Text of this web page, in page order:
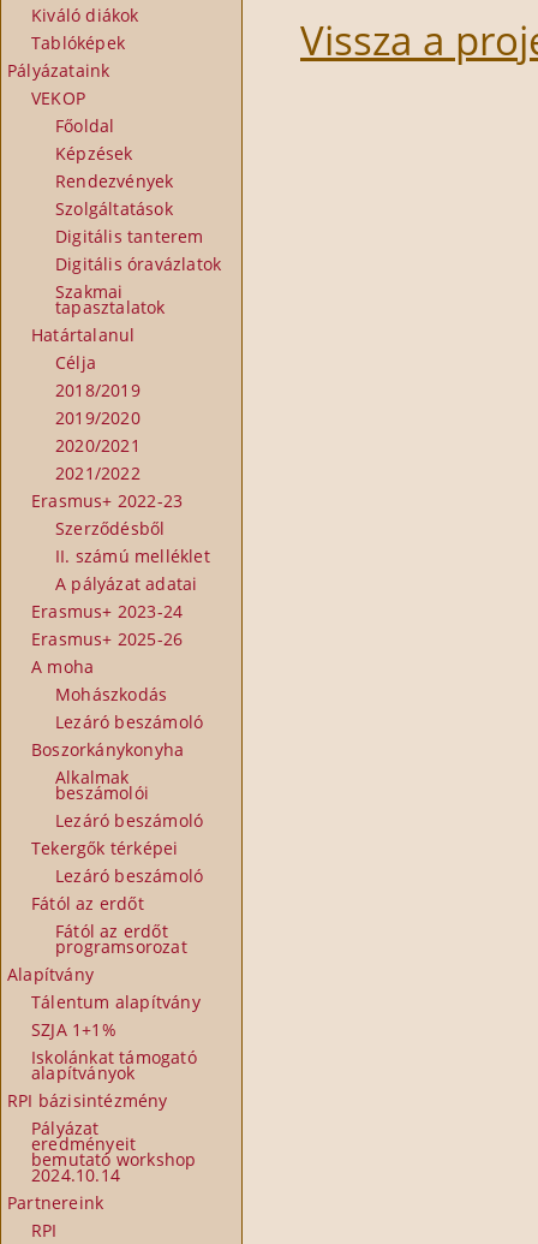
Kiváló diákok
Tablóképek
Pályázataink
VEKOP
Főoldal
Képzések
Rendezvények
Szolgáltatások
Digitális tanterem
Digitális óravázlatok
Szakmai
tapasztalatok
Határtalanul
Célja
2018/2019
2019/2020
2020/2021
2021/2022
Erasmus+ 2022-23
Szerződésből
II. számú melléklet
A pályázat adatai
Erasmus+ 2023-24
Erasmus+ 2025-26
A moha
Mohászkodás
Lezáró beszámoló
Boszorkánykonyha
Alkalmak
beszámolói
Lezáró beszámoló
Tekergők térképei
Lezáró beszámoló
Fától az erdőt
Fától az erdőt
programsorozat
Alapítvány
Tálentum alapítvány
SZJA 1+1%
Iskolánkat támogató
alapítványok
RPI bázisintézmény
Pályázat
eredményeit
bemutató workshop
2024.10.14
Partnereink
RPI
Vissza a